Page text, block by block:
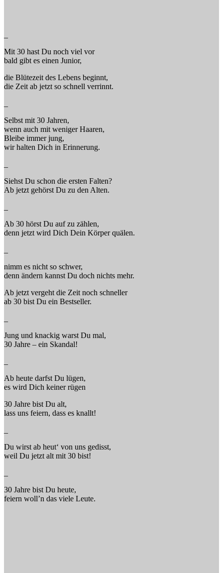
Mit 30 hast Du noch viel vor
bald gibt es einen Junior,
die Blütezeit des Lebens beginnt,
die Zeit ab jetzt so schnell verrinnt.
Selbst mit 30 Jahren,
wenn auch mit weniger Haaren,
Bleibe immer jung,
wir halten Dich in Erinnerung.
Siehst Du schon die ersten Falten?
Ab jetzt gehörst Du zu den Alten.
Ab 30 hörst Du auf zu zählen,
denn jetzt wird Dich Dein Körper quälen.
nimm es nicht so schwer,
denn ändern kannst Du doch nichts mehr.
Ab jetzt vergeht die Zeit noch schneller
ab 30 bist Du ein Bestseller.
Jung und knackig warst Du mal,
30 Jahre – ein Skandal!
Ab heute darfst Du lügen,
es wird Dich keiner rügen
30 Jahre bist Du alt,
lass uns feiern, dass es knallt!
Du wirst ab heut‘ von uns gedisst,
weil Du jetzt alt mit 30 bist!
30 Jahre bist Du heute,
feiern woll’n das viele Leute.